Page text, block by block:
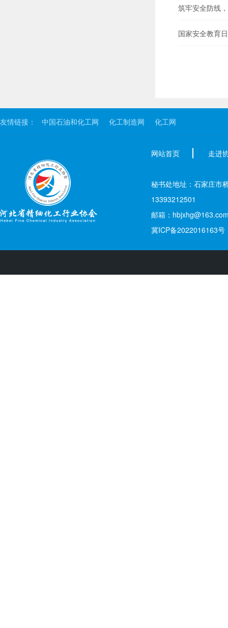
筑牢安全防线
国家安全教育
友情链接： 中国石油和化工网 化工制造网 化工网
网站首页 走进
秘书处地址：石家庄市
13393212501
邮箱：
冀ICP备2022016163号